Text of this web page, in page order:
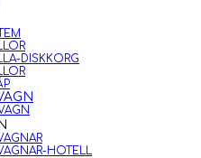
DISKKORG
HOTELL